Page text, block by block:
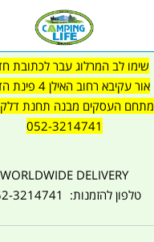
שימו לב המרלוג עבר לכתובת
אור עקיבא רחוב האילן 4 פינת הדס 8
מתחם העסקים מבנה תחנת דלק TEN
052-3214741
WORLDWIDE DELIVERY
טלפון להזמנות: 052-3214741